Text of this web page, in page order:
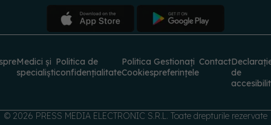
Medici și
specialiști
Politica de
confidențialitate
Politica
Cookies
Gestionați
preferințele
Contact
de
© 2026 PRESS MEDIA ELECTRONIC S.R.L. Toate drepturile rezervate